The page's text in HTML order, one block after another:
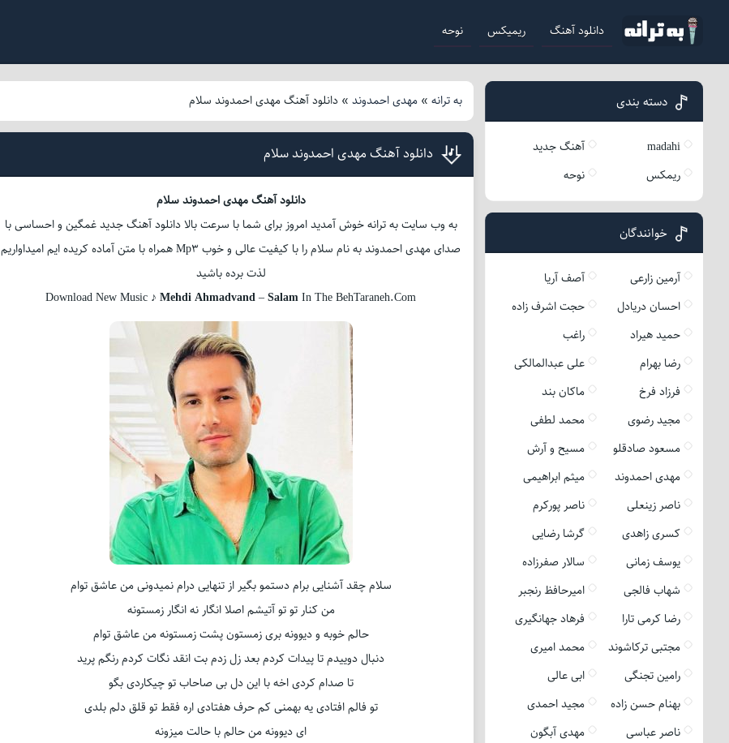
دانلود آهنگ ریمیکس نوحه
به ترانه» مهدی احمدوند» دانلود آهنگ مهدی احمدوند سلام
دانلود آهنگ مهدی احمدوند سلام
دانلود آهنگ مهدی احمدوند سلام
به وب سایت به ترانه خوش آمدید امروز برای شما با سرعت بالا دانلود آهنگ جدید غمگین و احساسی با
صدای مهدی احمدوند به نام سلام را با کیفیت عالی و خوب Mp3 همراه با متن آماده کریده ایم امیداواریم
لذت برده باشید
Download New Music ♪Mehdi Ahmadvand–SalamIn The BehTaraneh.Com
سلام چقد آشنایی برام دستمو بگیر از تنهایی درام نمیدونی من عاشق توام
من کنار تو تو آتیشم اصلا انگار نه انگار زمستونه
حالم خوبه و دیوونه بری زمستون پشت زمستونه من عاشق توام
دنبال دوییدم تا پیدات کردم بعد زل زدم بت انقد نگات کردم رنگم پرید
تا صدام کردی اخه با این دل بی صاحاب تو چیکاردی بگو
تو فالم افتادی یه بهمنی کم حرف هفتادی اره فقط تو قلق دلم بلدی
ای دیوونه من حالم با حالت میزونه
دسته بندی
madahi
آهنگ جدید
ریمکس
نوحه
خوانندگان
آرمین زارعی
آصف آریا
احسان دریادل
حجت اشرف زاده
حمید هیراد
راغب
رضا بهرام
علی عبدالمالکی
فرزاد فرخ
ماکان بند
مجید رضوی
محمد لطفی
مسعود صادقلو
مسیح و آرش
مهدی احمدوند
میثم ابراهیمی
ناصر زینعلی
ناصر پورکرم
کسری زاهدی
گرشا رضایی
یوسف زمانی
سالار صفرزاده
شهاب فالجی
امیرحافظ رنجبر
رضا کرمی تارا
فرهاد جهانگیری
مجتبی ترکاشوند
محمد امیری
رامین تجنگی
ابی عالی
بهنام حسن زاده
مجید احمدی
ناصر عباسی
مهدی آبگون